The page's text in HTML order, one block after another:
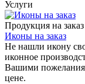
Услуги
Продукция на заказ
Иконы на заказ
Не нашли икону
иконное
Вашими
цене.